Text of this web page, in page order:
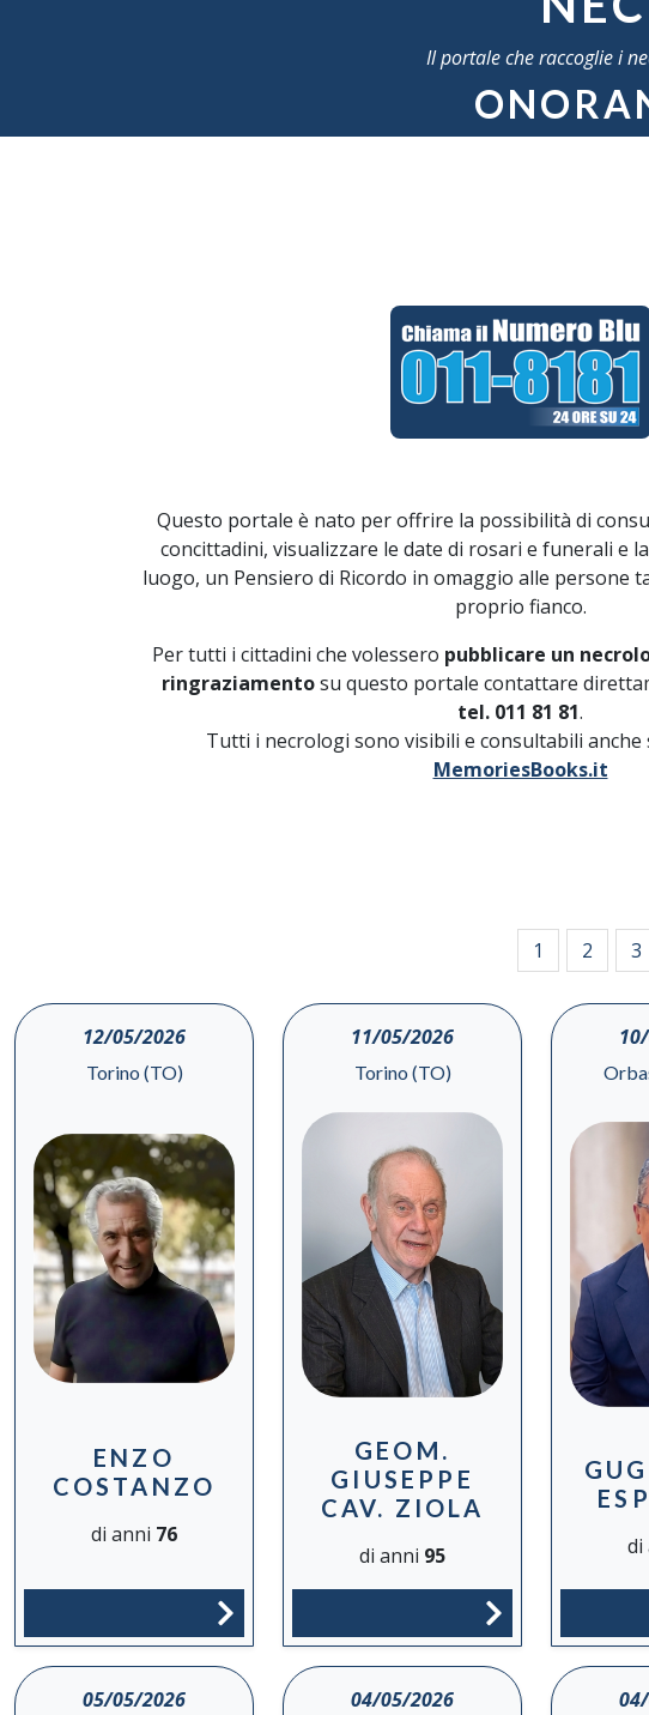
Il portale che raccoglie i
Questo portale è nato per offrire la possibilità di
concittadini, visualizzare le date di rosari e funerali e
luogo, un Pensiero di Ricordo in omaggio alle persone
proprio fianco.
Per tutti i cittadini che volessero pubblicare un
ringraziamentosu questo portale contattare
tel. 011 81 81.
Tutti i necrologi sono visibili e consultabili
MemoriesBooks.it
1 2 3
12/05/2026
Torino (TO)
ENZO
COSTANZO
di anni 76
11/05/2026
Torino (TO)
GEOM.
GIUSEPPE
CAV. ZIOLA
di anni 95 di
05/05/2026 04/05/2026